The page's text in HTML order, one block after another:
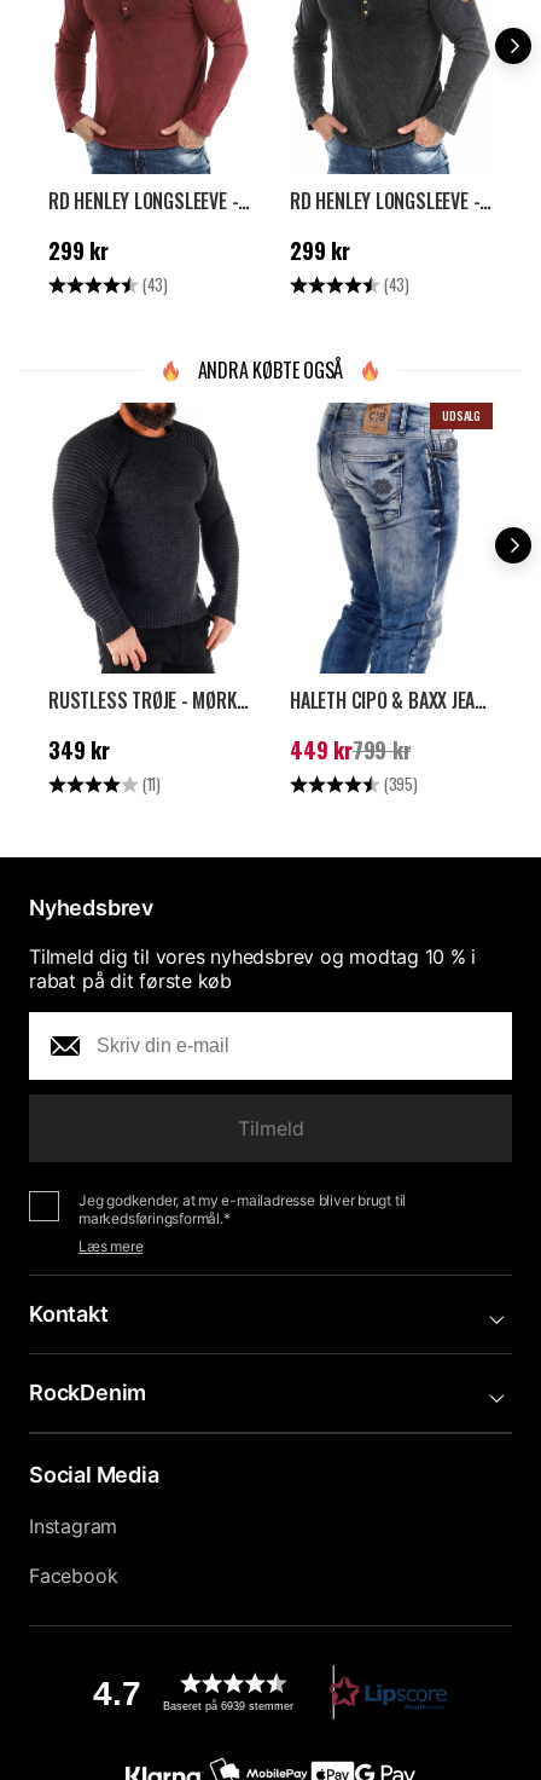
RD HENLEY LONGSLEEVE - WASHED RED
Pris: 299 kr
299 kr
Vurdering: (43) 4.7 ud af 5 stjerner
RD HENLEY LONGSLEEVE - WASHED BLACK
Pris: 299 kr
299 kr
Vurdering: (43)
ANDRA KØBTE OGSÅ
RUSTLESS TRØJE - MØRKEGRÅ
Pris: 349 kr
349 kr
Vurdering: (11) 4.0 ud af 5 stjerner
UDSALG
HALETH CIPO & BAXX JEANS - BLÅ
Nuværende pris:
kr Tidligere pris:799 kr
449 kr799 kr
Vurdering: (395)
Nyhedsbrev
Tilmeld dig til vores nyhedsbrev og modtag 10 % i
rabat på dit første køb
Tilmeld
Jeg godkender, at my e-mailadresse bliver brugt til
markedsføringsformål.*
Læs mere
Kontakt
RockDenim
Social Media
Instagram
Facebook
4.7 Baseret på 6939 stemmer